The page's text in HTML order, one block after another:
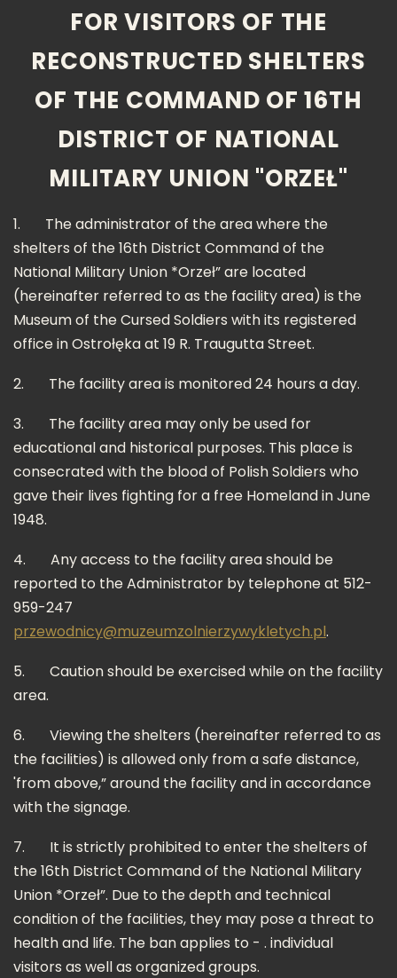
FOR VISITORS OF THE
RECONSTRUCTED SHELTERS
OF THE COMMAND OF 16TH
DISTRICT OF NATIONAL
MILITARY UNION "ORZEŁ"
1. The administrator of the area where the
shelters of the 16th District Command of the
National Military Union *Orzeł” are located
(hereinafter referred to as the facility area) is the
Museum of the Cursed Soldiers with its registered
office in Ostrołęka at 19 R. Traugutta Street.
2. The facility area is monitored 24 hours a day.
3. The facility area may only be used for
educational and historical purposes. This place is
consecrated with the blood of Polish Soldiers who
gave their lives fighting for a free Homeland in June
1948.
4. Any access to the facility area should be
reported to the Administrator by telephone at 512-
959-247
przewodnicy@muzeumzolnierzywykletych.pl.
5. Caution should be exercised while on the facility
area.
6. Viewing the shelters (hereinafter referred to as
the facilities) is allowed only from a safe distance,
'from above,” around the facility and in accordance
with the signage.
7. It is strictly prohibited to enter the shelters of
the 16th District Command of the National Military
Union *Orzeł”. Due to the depth and technical
condition of the facilities, they may pose a threat to
health and life. The ban applies to - . individual
visitors as well as organized groups.